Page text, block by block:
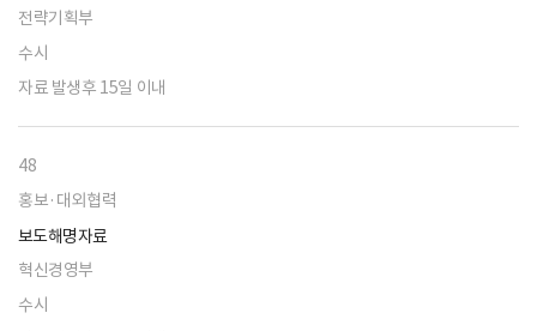
전략기획부
수시
자료 발생후 15일 이내
48
홍보·대외협력
보도해명자료
혁신경영부
수시